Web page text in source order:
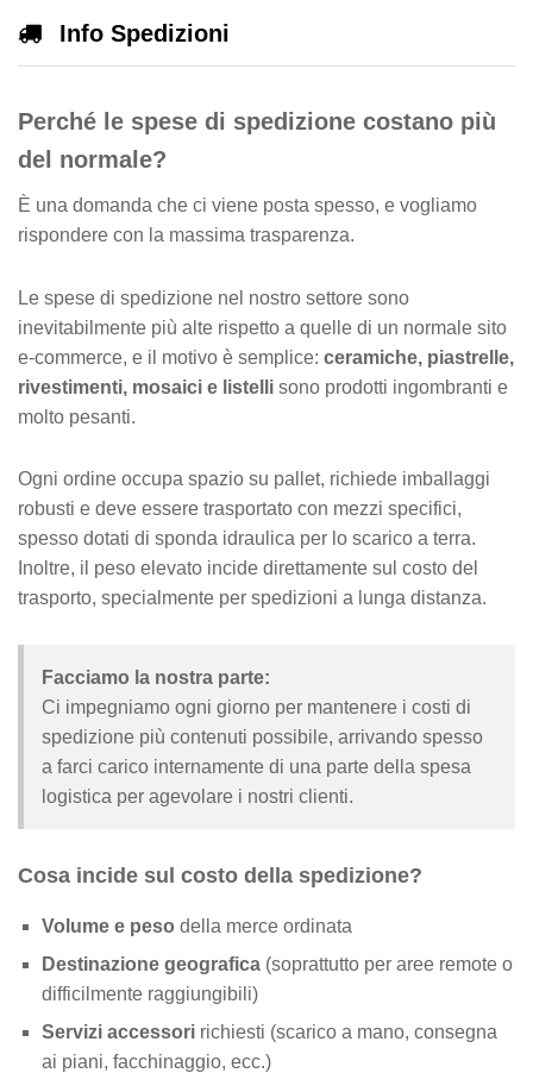
Info Spedizioni
Perché le spese di spedizione costano più
del normale?
È una domanda che ci viene posta spesso, e vogliamo
rispondere con la massima trasparenza.
Le spese di spedizione nel nostro settore sono
inevitabilmente più alte rispetto a quelle di un normale sito
e-commerce, e il motivo è semplice: ceramiche, piastrelle,
rivestimenti, mosaici e listelli sono prodotti ingombranti e
molto pesanti.
Ogni ordine occupa spazio su pallet, richiede imballaggi
robusti e deve essere trasportato con mezzi specifici,
spesso dotati di sponda idraulica per lo scarico a terra.
Inoltre, il peso elevato incide direttamente sul costo del
trasporto, specialmente per spedizioni a lunga distanza.
Facciamo la nostra parte:
Ci impegniamo ogni giorno per mantenere i costi di
spedizione più contenuti possibile, arrivando spesso
a farci carico internamente di una parte della spesa
logistica per agevolare i nostri clienti.
Cosa incide sul costo della spedizione?
Volume e peso della merce ordinata
Destinazione geografica (soprattutto per aree remote o
difficilmente raggiungibili)
Servizi accessori richiesti (scarico a mano, consegna
ai piani, facchinaggio, ecc.)